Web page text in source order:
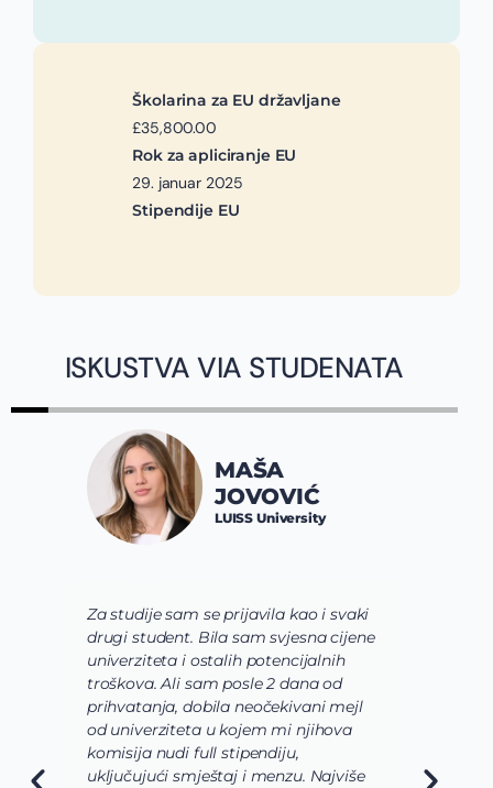
Školarina za EU državljane
£35,800.00
Rok za apliciranje EU
29. januar 2025
Stipendije EU
ISKUSTVA VIA STUDENATA
Za studije sam se prijavila kao i svaki
drugi student. Bila sam svjesna cijene
univerziteta i ostalih potencijalnih
troškova. Ali sam posle 2 dana od
prihvatanja, dobila neočekivani mejl
od univerziteta u kojem mi njihova
komisija nudi full stipendiju,
uključujući smještaj i menzu. Najviše
MAŠA
JOVOVIĆ
LUISS University